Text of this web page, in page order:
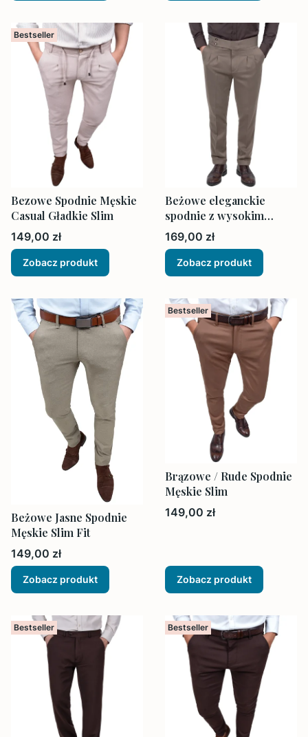
Bestseller
Bezowe Spodnie Męskie
Casual Gładkie Slim
Cena
149,00 zł
Zobacz produkt
Beżowe eleganckie
spodnie z wysokim
stanem męskie
Cena
169,00 zł
Zobacz produkt
Beżowe Jasne Spodnie
Męskie Slim Fit
Cena
149,00 zł
Zobacz produkt
Bestseller
Brązowe / Rude Spodnie
Męskie Slim
Cena
149,00 zł
Zobacz produkt
Bestseller Bestseller